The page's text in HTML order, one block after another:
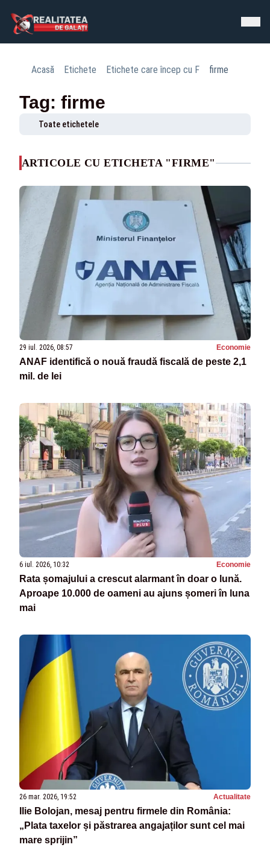
Acasă Etichete Etichete care încep cu F firme
Tag: firme
Toate etichetele
ARTICOLE CU ETICHETA "FIRME"
29 iul. 2026, 08:57 Economie
ANAF identifică o nouă fraudă fiscală de peste 2,1
mil. de lei
6 iul. 2026, 10:32 Economie
Rata șomajului a crescut alarmant în doar o lună.
Aproape 10.000 de oameni au ajuns șomeri în luna
mai
26 mar. 2026, 19:52 Actualitate
Ilie Bolojan, mesaj pentru firmele din România:
„Plata taxelor și păstrarea angajaților sunt cel mai
mare sprijin”